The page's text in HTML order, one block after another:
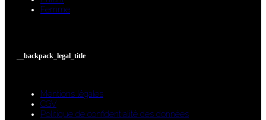
Femme
__backpack_legal_title
Mentions légales
CGV
Politique de confidentialité des données